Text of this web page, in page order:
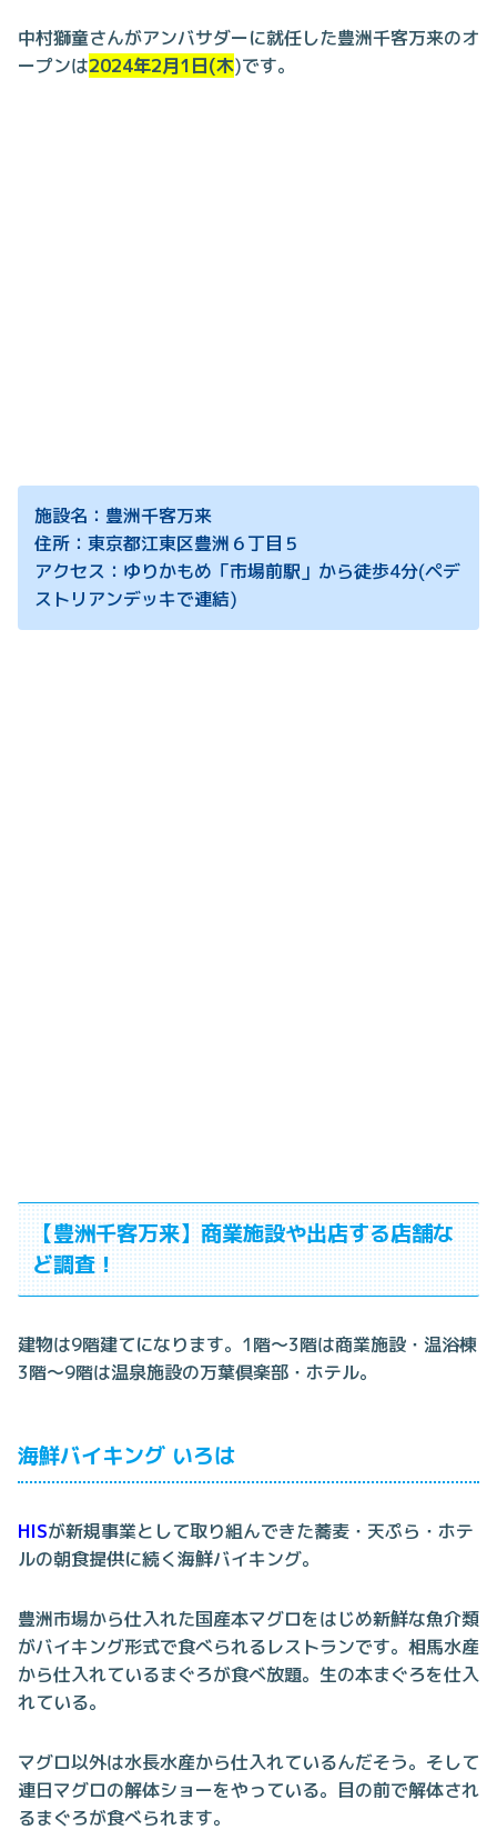
中村獅童さんがアンバサダーに就任した豊洲千客万来のオ
ープンは2024年2月1日(木)です。
施設名：豊洲千客万来
住所：東京都江東区豊洲６丁目５
アクセス：ゆりかもめ「市場前駅」から徒歩4分(ペデ
ストリアンデッキで連結)
【豊洲千客万来】商業施設や出店する店舗な
ど調査！
建物は9階建てになります。1階～3階は商業施設・温浴棟
3階～9階は温泉施設の万葉倶楽部・ホテル。
海鮮バイキング いろは
HISが新規事業として取り組んできた蕎麦・天ぷら・ホテ
ルの朝食提供に続く海鮮バイキング。
豊洲市場から仕入れた国産本マグロをはじめ新鮮な魚介類
がバイキング形式で食べられるレストランです。相馬水産
から仕入れているまぐろが食べ放題。生の本まぐろを仕入
れている。
マグロ以外は水長水産から仕入れているんだそう。そして
連日マグロの解体ショーをやっている。目の前で解体され
るまぐろが食べられます。